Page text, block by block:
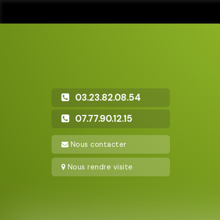
03.23.82.08.54
07.77.90.12.15
Nous contacter
Nous rendre visite